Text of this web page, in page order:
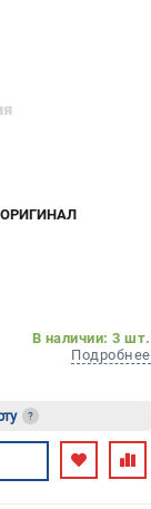
ОРИГИНАЛ
В наличии: 3 шт.
Подробнее
?